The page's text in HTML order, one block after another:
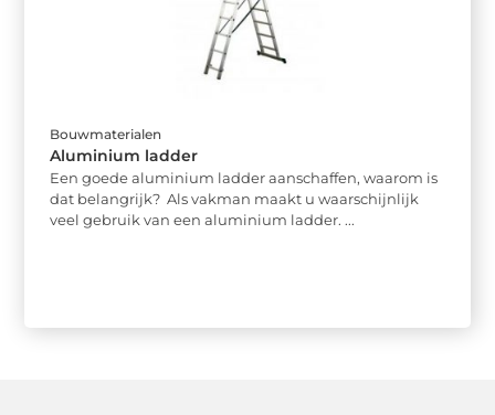
Bouwmaterialen
Aluminium ladder
Een goede aluminium ladder aanschaffen, waarom is
dat belangrijk? Als vakman maakt u waarschijnlijk
veel gebruik van een aluminium ladder. ...